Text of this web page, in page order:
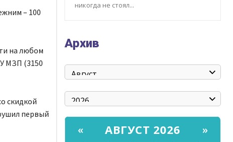
– 100
на любом
МЗП (3150
скидкой
первый
никогда не стоял...
Архив
« АВГУСТ 2026 »